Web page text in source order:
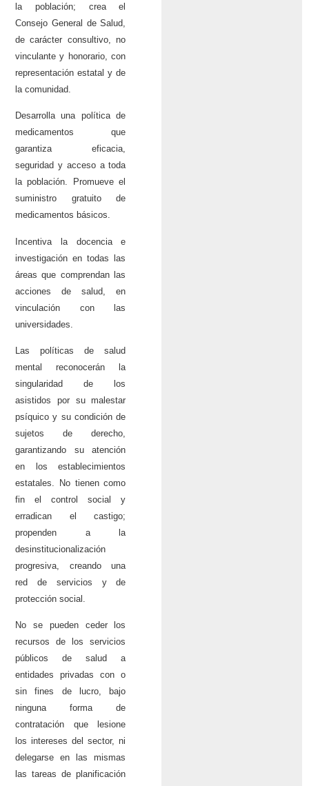
la población; crea el
Consejo General de Salud,
de carácter consultivo, no
vinculante y honorario, con
representación estatal y de
la comunidad.
Desarrolla una política de
medicamentos que
garantiza eficacia,
seguridad y acceso a toda
la población. Promueve el
suministro gratuito de
medicamentos básicos.
Incentiva la docencia e
investigación en todas las
áreas que comprendan las
acciones de salud, en
vinculación con las
universidades.
Las políticas de salud
mental reconocerán la
singularidad de los
asistidos por su malestar
psíquico y su condición de
sujetos de derecho,
garantizando su atención
en los establecimientos
estatales. No tienen como
fin el control social y
erradican el castigo;
propenden a la
desinstitucionalización
progresiva, creando una
red de servicios y de
protección social.
No se pueden ceder los
recursos de los servicios
públicos de salud a
entidades privadas con o
sin fines de lucro, bajo
ninguna forma de
contratación que lesione
los intereses del sector, ni
delegarse en las mismas
las tareas de planificación